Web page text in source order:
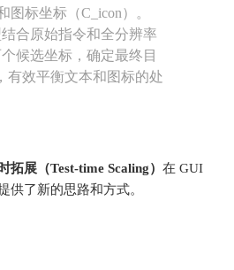
图标坐标（C_icon）。
合原始指令和全分辨率
候选坐标，确定最终目
有效平衡文本和图标的处
拓展（Test-time Scaling） 在 GUI
供了新的思路和方式。